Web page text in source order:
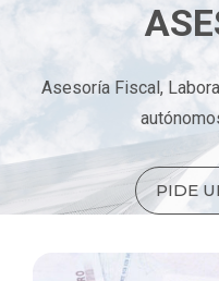
Asesoría Fiscal,
PIDE